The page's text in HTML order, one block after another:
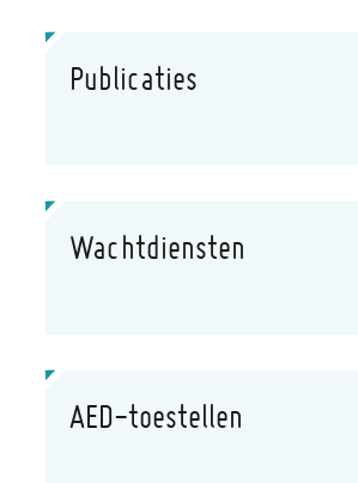
Publicaties
Wachtdiensten
AED-toestellen